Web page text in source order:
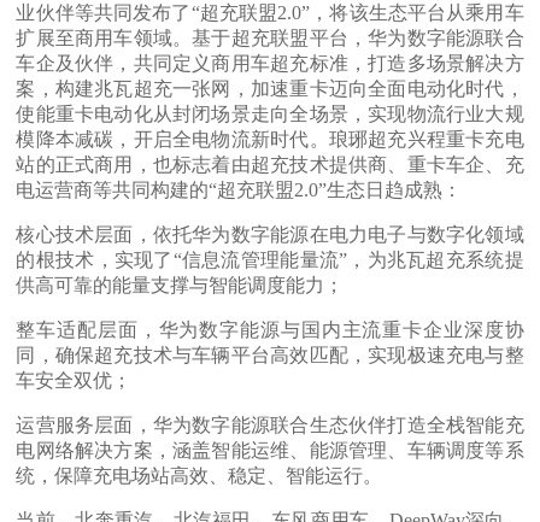
业伙伴等共同发布了“超充联盟2.0”，将该生态平台从乘用车
扩展至商用车领域。基于超充联盟平台，华为数字能源联合
车企及伙伴，共同定义商用车超充标准，打造多场景解决方
案，构建兆瓦超充一张网，加速重卡迈向全面电动化时代，
使能重卡电动化从封闭场景走向全场景，实现物流行业大规
模降本减碳，开启全电物流新时代。琅琊超充兴程重卡充电
站的正式商用，也标志着由超充技术提供商、重卡车企、充
电运营商等共同构建的“超充联盟2.0”生态日趋成熟：
核心技术层面，依托华为数字能源在电力电子与数字化领域
的根技术，实现了“信息流管理能量流”，为兆瓦超充系统提
供高可靠的能量支撑与智能调度能力；
整车适配层面，华为数字能源与国内主流重卡企业深度协
同，确保超充技术与车辆平台高效匹配，实现极速充电与整
车安全双优；
运营服务层面，华为数字能源联合生态伙伴打造全栈智能充
电网络解决方案，涵盖智能运维、能源管理、车辆调度等系
统，保障充电场站高效、稳定、智能运行。